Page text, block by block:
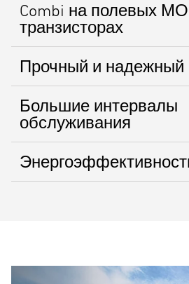
Combi на полевых
транзисторах
Прочный и надежный
Большие интервалы
обслуживания